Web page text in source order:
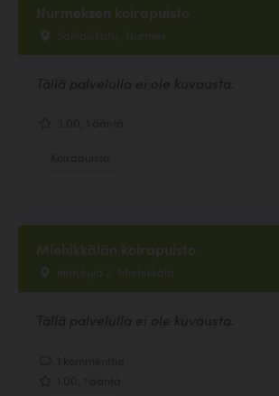
Nurmeksen koirapuisto
Saniaiskatu , Nurmes
Tällä palvelulla ei ole kuvausta.
Miehikkälän koirapuisto
niittykuja 2, Miehikkälä
Tällä palvelulla ei ole kuvausta.